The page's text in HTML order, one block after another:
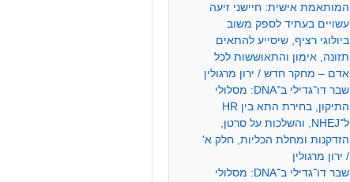
המותאמת אישית: חיישני זיעה
עשויים בעתיד לספק משוב
ביולוגי רציף, שיסייע להתאים
תזונה, אימון והתאוששות לכל
אדם – מחקר חדש / ירון מרגולין
שבר דו־גדילי ב־DNA: מסלולי
התיקון, בחירת התא בין HR
ל־NHEJ, והשלכות על סרטן,
הזדקנות ומחלת הכליות, חלק א'
/ ירון מרגולין
שבר דו־גדילי ב־DNA: מסלולי